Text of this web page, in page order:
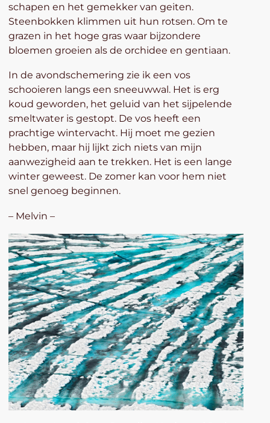
schapen en het gemekker van geiten.
Steenbokken klimmen uit hun rotsen. Om te
grazen in het hoge gras waar bijzondere
bloemen groeien als de orchidee en gentiaan.
In de avondschemering zie ik een vos
schooieren langs een sneeuwwal. Het is erg
koud geworden, het geluid van het sijpelende
smeltwater is gestopt. De vos heeft een
prachtige wintervacht. Hij moet me gezien
hebben, maar hij lijkt zich niets van mijn
aanwezigheid aan te trekken. Het is een lange
winter geweest. De zomer kan voor hem niet
snel genoeg beginnen.
– Melvin –